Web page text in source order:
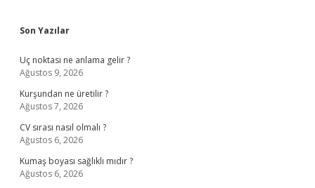
Sidebar
Son Yazılar
Uç noktası ne anlama gelir ?
Ağustos 9, 2026
Kurşundan ne üretilir ?
Ağustos 7, 2026
CV sırası nasıl olmalı ?
Ağustos 6, 2026
Kumaş boyası sağlıklı mıdır ?
Ağustos 6, 2026